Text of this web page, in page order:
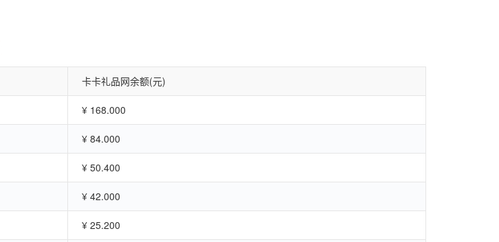
卡卡礼品网余额(元)
¥ 168.000
¥ 84.000
¥ 50.400
¥ 42.000
¥ 25.200